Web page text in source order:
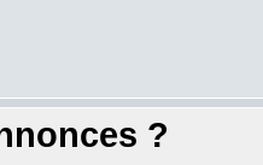
?